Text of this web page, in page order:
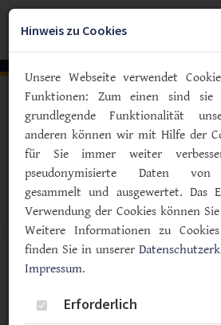
Zum
Hauptinhalt
Hinweis zu Cookies
Unsere Webseite verwendet
Funktionen: Zum einen sind
grundlegende Funktionalität
anderen können wir mit Hilfe der
für Sie immer weiter
pseudonymisierte Daten von
gesammelt und ausgewertet. Das
Verwendung der Cookies können
Weitere Informationen zu
finden Sie in unserer
Impressum.
Erforderlich